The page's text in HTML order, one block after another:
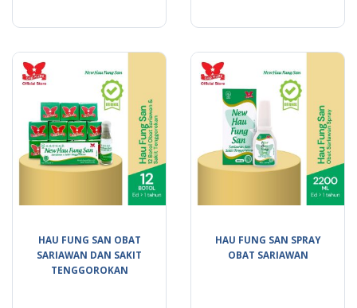
HAU FUNG SAN OBAT
SARIAWAN DAN SAKIT
TENGGOROKAN
HAU FUNG SAN SPRAY
OBAT SARIAWAN